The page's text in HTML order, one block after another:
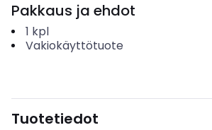
Pakkaus ja ehdot
1 kpl
Vakiokäyttötuote
Tuotetiedot